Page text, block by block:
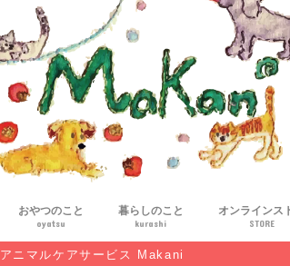
おやつのこと
oyatsu
暮らしのこと
kurashi
野生生物
マンガ
本の感想
環境
オンラインス
STORE
アニマルケアサービス Makani